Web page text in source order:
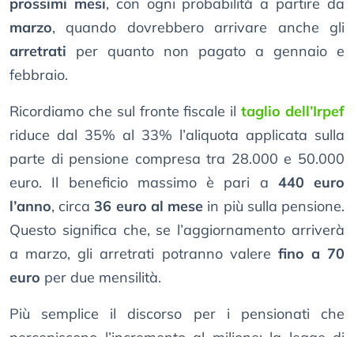
prossimi mesi, con ogni probabilità a partire da
marzo, quando dovrebbero arrivare anche gli
arretrati per quanto non pagato a gennaio e
febbraio.
Ricordiamo che sul fronte fiscale iltaglio dell’Irpef
riduce dal 35% al 33% l’aliquota applicata sulla
parte di pensione compresa tra 28.000 e 50.000
euro. Il beneficio massimo è pari a 440 euro
l’anno, circa36 euro al mese in più sulla pensione.
Questo significa che, se l’aggiornamento arriverà
a marzo, gli arretrati potranno valere fino a 70
euro per due mensilità.
Più semplice il discorso per i pensionati che